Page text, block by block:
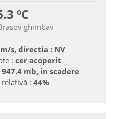
ºC
ghimbav
s, directia : NV
: cer acoperit
947.4 mb, in scadere
: 44%